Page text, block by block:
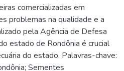
comercializadas em
problemas na qualidade e a
pela Agência de Defesa
estado de Rondônia é crucial
do estado. Palavras-chave:
Sementes